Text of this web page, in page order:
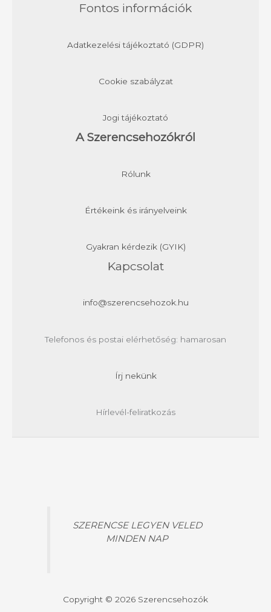
Fontos információk
Adatkezelési tájékoztató (GDPR)
Cookie szabályzat
Jogi tájékoztató
A Szerencsehozókról
Rólunk
Értékeink és irányelveink
Gyakran kérdezik (GYIK)
Kapcsolat
info@szerencsehozok.hu
Telefonos és postai elérhetőség: hamarosan
Írj nekünk
Hírlevél-feliratkozás
SZERENCSE LEGYEN VELED
MINDEN NAP
Copyright © 2026 Szerencsehozók